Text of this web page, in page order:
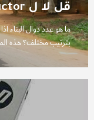
قل لا ل Constructor بمعاملات كثيرة
بترتيب مختلف؟ هذه